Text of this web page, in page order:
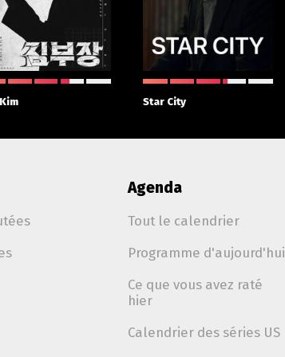
Star City
Agenda
Tout le calendrier
Programme d'aujourd'hui
Ce que vous avez raté
hier
Calendrier des séries US